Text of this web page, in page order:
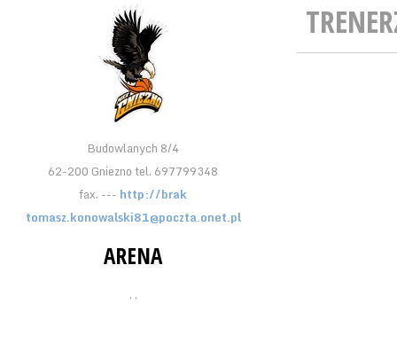
Budowlanych 8/4
62-200 Gniezno tel. 697799348
fax. --- http://brak
tomasz.konowalski81@poczta.onet.pl
ARENA
, ,